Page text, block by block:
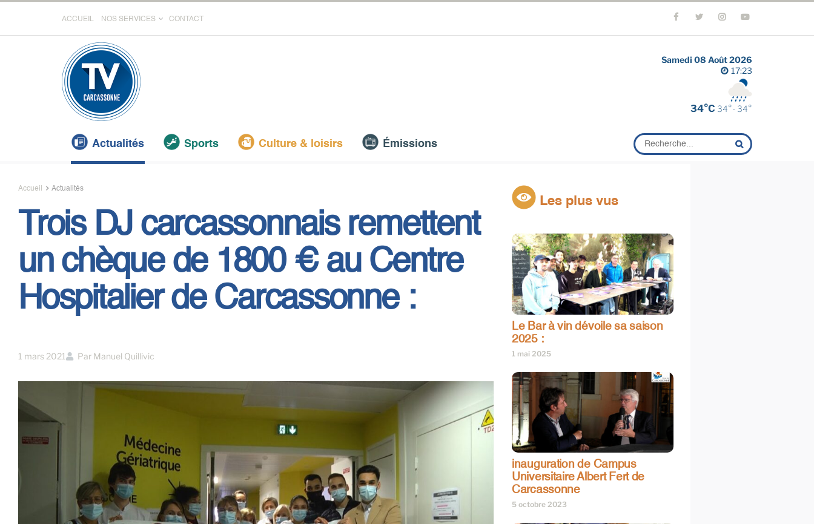
ACCUEIL NOS SERVICES CONTACT
Samedi 08 Août 2026
17:23
34°C 34°- 34°
Actualités Sports Culture & loisirs Émissions
Accueil Actualités
Trois DJ carcassonnais remettent
un chèque de 1800 € au Centre
Hospitalier de Carcassonne :
1 mars 2021 Par Manuel Quillivic
Les plus vus
Le Bar à vin dévoile sa saison
2025 :
1 mai 2025
inauguration de Campus
Universitaire Albert Fert de
Carcassonne
5 octobre 2023